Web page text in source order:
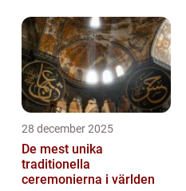
28 december 2025
De mest unika
traditionella
ceremonierna i världen